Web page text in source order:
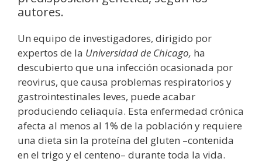
autores.
Un equipo de investigadores, dirigido por
expertos de la Universidad de Chicago, ha
descubierto que una infección ocasionada por
reovirus, que causa problemas respiratorios y
gastrointestinales leves, puede acabar
produciendo celiaquía. Esta enfermedad crónica
afecta al menos al 1% de la población y requiere
una dieta sin la proteína del gluten –contenida
en el trigo y el centeno– durante toda la vida.